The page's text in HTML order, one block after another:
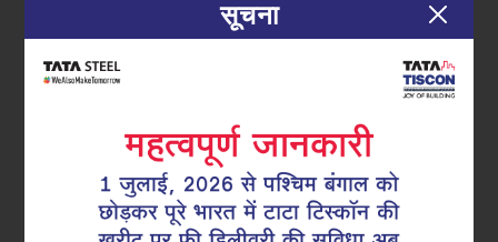
04.07.25|टिस्कॉन सुपरलिंक
कैसे स्टिरप्स संरचना को गिरने से सुरक्षित
रखते हैं और इमारत की सुरक्षा को बेहतर
सूचना